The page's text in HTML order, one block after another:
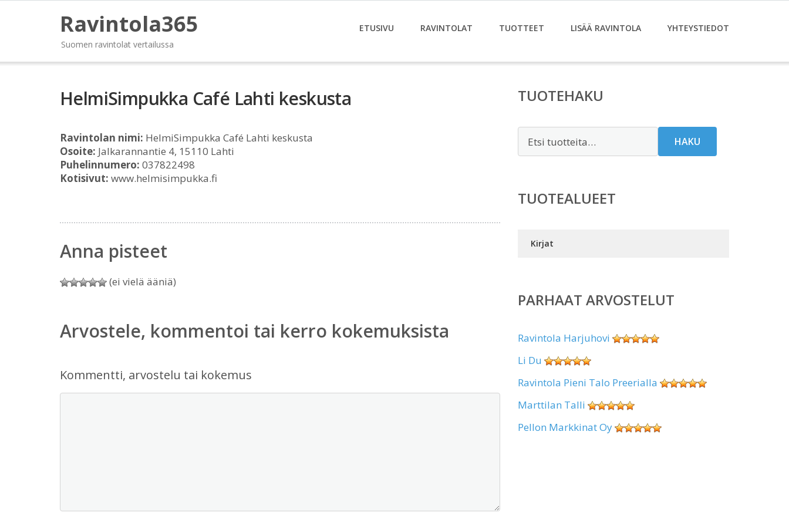
Ravintola365
Suomen ravintolat vertailussa
ETUSIVU RAVINTOLAT TUOTTEET LISÄÄ RAVINTOLA YHTEYSTIEDOT
HelmiSimpukka Café Lahti keskusta
Ravintolan nimi: HelmiSimpukka Café Lahti keskusta
Osoite: Jalkarannantie 4, 15110 Lahti
Puhelinnumero: 037822498
Kotisivut: www.helmisimpukka.fi
Anna pisteet
(ei vielä ääniä)
Arvostele, kommentoi tai kerro kokemuksista
Kommentti, arvostelu tai kokemus
TUOTEHAKU
HAKU
TUOTEALUEET
Kirjat
PARHAAT ARVOSTELUT
Ravintola Harjuhovi
Li Du
Ravintola Pieni Talo Preerialla
Marttilan Talli
Pellon Markkinat Oy